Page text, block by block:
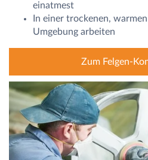
einatmest
In einer trockenen,
Umgebung arbeiten
Zum Felgen-